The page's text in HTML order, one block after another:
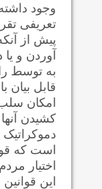
وجود
تعریفی
پیش از
آوردن و
به توسط
قابل بیان
امکان
کشیدن
است که
اختیار
این